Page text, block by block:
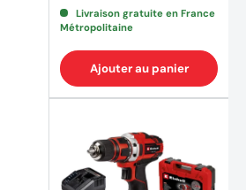
Livraison gratuite en France
Métropolitaine
Ajouter au panier